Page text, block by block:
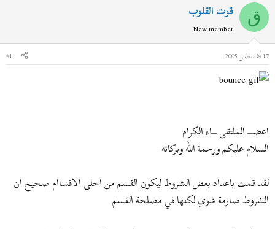
د
ئ
ل
م
و
ر
ل
ق قوت القلوب
New member
17 أغسطس 2005
#1
اعضـــــــــ الملتقى ــــــــاء الكرام
السلام عليكم ورحمة الله وبركاته
لقد قمت باعداد بعض الشروط ليكون القسم من احلى الاقساام صحيح ان
الشروط صارمة شوي لكنها في مصلحة القسم